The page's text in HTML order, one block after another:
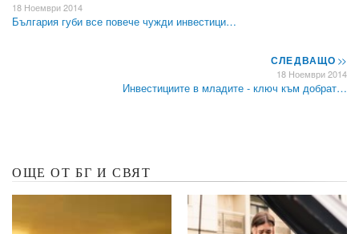
18 Ноември 2014
България губи все повече чужди инвестици…
СЛЕДВАЩО>>
18 Ноември 2014
Инвестициите в младите - ключ към добрат…
ОЩЕ ОТ БГ И СВЯТ